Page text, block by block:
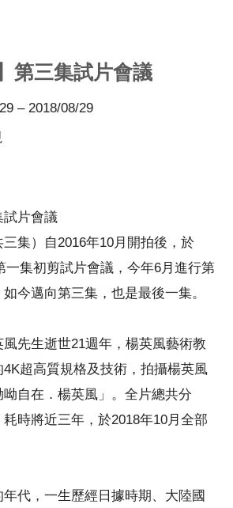
第三集試片會議
– 2018/08/29
片會議
集）自2016年10月開拍後，於
一集初剪試片會議，今年6月進行第
今邁向第三集，也是最後一集。
先生逝世21週年，楊英風藝術教
超高質規格及技術，拍攝楊英風
自在．楊英風」。全片總共分
耗時將近三年，於2018年10月全部
代，一生歷經日據時期、大陸國